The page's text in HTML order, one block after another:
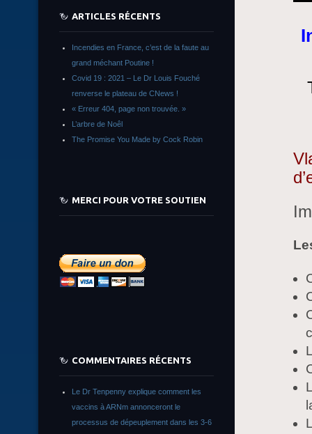
ARTICLES RÉCENTS
Incendies en France, c’est de la faute au
grand méchant Poutine !
Covid 19 : 2021 – Le Dr Louis Fouché
renverse le plateau de CNews !
« Erreur 404, page non trouvée. »
L’arbre de Noêl
The Promise You Made by Cock Robin
MERCI POUR VOTRE SOUTIEN
COMMENTAIRES RÉCENTS
Le Dr Tenpenny explique comment les
vaccins à ARNm annonceront le
processus de dépeuplement dans les 3-6